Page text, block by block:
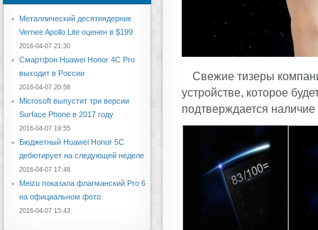
Свежие тизеры
устройстве, которое
подтверждается
Металлический десятиядерник
Vernee Apollo Lite оценен в $199
2016-04-07 21:30
Смартфон Huawei Honor 4C Pro
выходит в России
2016-04-07 20:58
Microsoft выпустит три версии
Surface Phone в 2017 году
2016-04-07 19:55
Бюджетный Huawei Honor 5C
дебютирует на следующей неделе
2016-04-07 17:48
Meizu показала флагманский Pro 6
на официальном фото
2016-04-07 15:43